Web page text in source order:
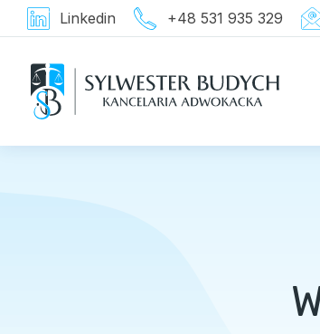
Linkedin +48 531 935 329